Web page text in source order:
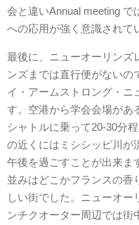
会と違いAnnual meeting
への応用が強く意識されて
最後に、ニューオーリンズ
ンズまでは直行便がない
イ・アームストロング・ニ
す。空港から学会会場があ
シャトルに乗って20-30分
の近くにはミシシッピ川が
午後を過ごすことが出来ま
並みはどこかフランスの香
しい街でした。ニューオー
ンチクオーター周辺では街